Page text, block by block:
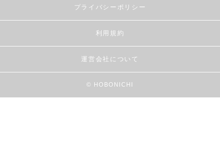
プライバシーポリシー
利用規約
運営会社について
© HOBONICHI